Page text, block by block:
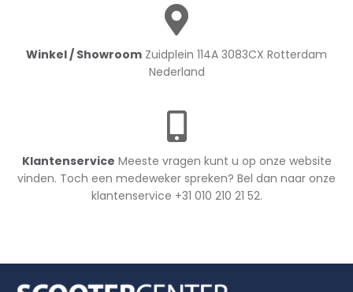
Winkel / Showroom Zuidplein 114A 3083CX Rotterdam
Nederland
Klantenservice Meeste vragen kunt u op onze website
vinden. Toch een medeweker spreken? Bel dan naar onze
klantenservice +31 010 210 21 52.